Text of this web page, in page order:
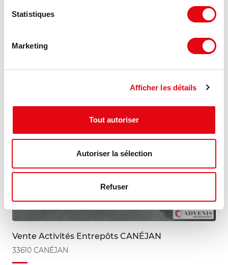
Statistiques
Marketing
Afficher les détails
Tout autoriser
Autoriser la sélection
Refuser
Divisible dès 444 m²
Vente Activités Entrepôts CANÉJAN
33610 CANÉJAN